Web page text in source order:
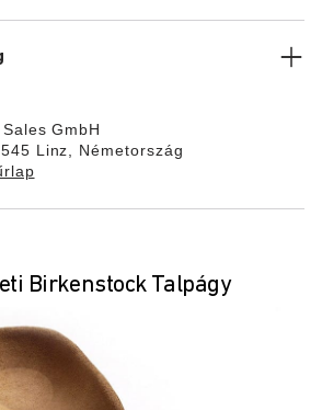
GmbH
Linz, Németország
Birkenstock Talpágy